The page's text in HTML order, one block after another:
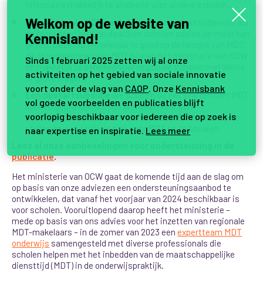
Een regionale MDT-makelaardie zowel het onderwijs als
de regio goed kent en daardoor scholen advies op maat kan
geven. Deze MDT-makelaar is goed op de hoogte van MDT,
de ontwikkelingen van MDT binnen het ministerie van OCW
en makkelijk te bereiken voor regionale scholen met kleine
of grote vragen.
Een opstartsubsidie die scholen bij het starten met MDT
kunnen gebruiken om tijd te maken voor een
onderwijsmedewerker om zichzelf als MDT-trekker op te
stellen en een stabiele plek voor MDT op te bouwen.
publicatie.
Het ministerie van OCW gaat de komende tijd aan de slag om
op basis van onze adviezen een ondersteuningsaanbod te
ontwikkelen, dat vanaf het voorjaar van 2024 beschikbaar is
voor scholen. Vooruitlopend daarop heeft het ministerie –
mede op basis van ons advies voor het inzetten van regionale
MDT-makelaars – in de zomer van 2023 eenexpertteam MDT
onderwijs samengesteld met diverse professionals die
scholen helpen met het inbedden van de maatschappelijke
diensttijd (MDT) in de onderwijspraktijk.
Welkom op de website van
Kennisland!
Sinds 1 februari 2025 zetten wij al onze
activiteiten op het gebied van sociale innovatie
voort onder de vlag van CAOP. Onze Kennisbank
vol goede voorbeelden en publicaties blijft
voorlopig beschikbaar voor iedereen die op zoek is
naar expertise en inspiratie. Lees meer